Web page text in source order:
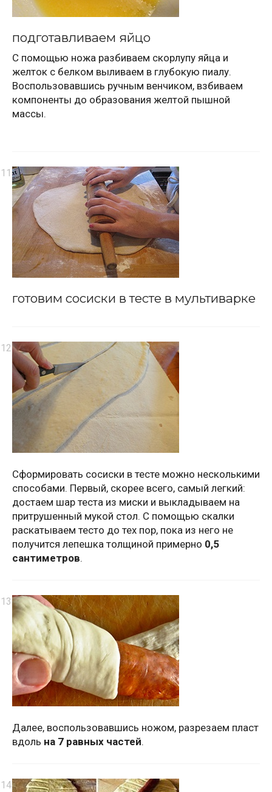
подготавливаем яйцо
С помощью ножа разбиваем скорлупу яйца и
желток с белком выливаем в глубокую пиалу.
Воспользовавшись ручным венчиком, взбиваем
компоненты до образования желтой пышной
массы.
готовим сосиски в тесте в мультиварке
Сформировать сосиски в тесте можно несколькими
способами. Первый, скорее всего, самый легкий:
достаем шар теста из миски и выкладываем на
притрушенный мукой стол. С помощью скалки
раскатываем тесто до тех пор, пока из него не
получится лепешка толщиной примерно 0,5
сантиметров.
Далее, воспользовавшись ножом, разрезаем пласт
вдоль на 7 равных частей.